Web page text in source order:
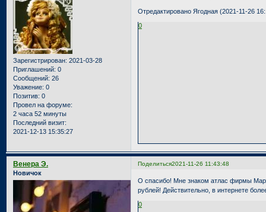
Зарегистрирован: 2021-03-28
Приглашений: 0
Сообщений: 26
Уважение: 0
Позитив: 0
Провел на форуме:
2 часа 52 минуты
Последний визит:
2021-12-13 15:35:27
Отредактировано Ягодная (2021-11-26
0
Поделиться2021-11-26 11:43:48
Венера Э.
Новичок
О спасибо! Мне знаком атлас фирмы
рублей! Действительно, в интернете
0